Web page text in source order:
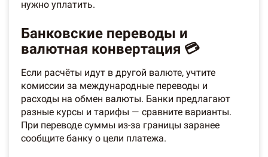
нужно уплатить.
Банковские переводы и
валютная конвертация 💳
Если расчёты идут в другой валюте, учтите
комиссии за международные переводы и
расходы на обмен валюты. Банки предлагают
разные курсы и тарифы — сравните варианты.
При переводе суммы из-за границы заранее
сообщите банку о цели платежа.